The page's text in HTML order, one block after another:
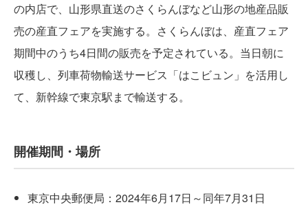
の内店で、山形県直送のさくらんぼなど山形の地産品販
売の産直フェアを実施する。さくらんぼは、産直フェア
期間中のうち4日間の販売を予定されている。当日朝に
収穫し、列車荷物輸送サービス「はこビュン」を活用し
て、新幹線で東京駅まで輸送する。
開催期間・場所
東京中央郵便局：2024年6月17日～同年7月31日